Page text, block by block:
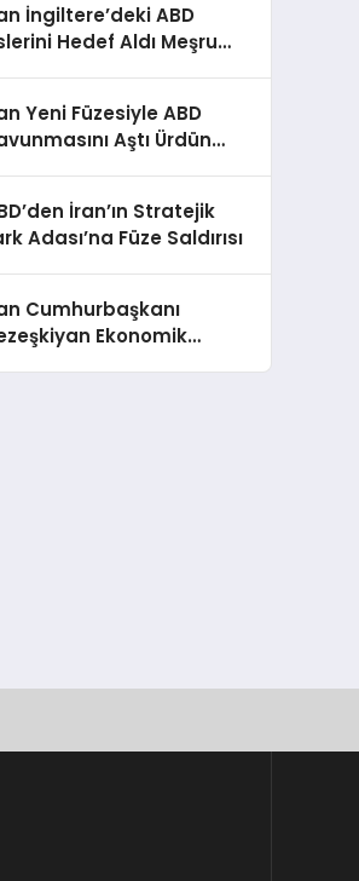
İngiltere’deki ABD
Hedef Aldı Meşru
Yeni Füzesiyle ABD
Aştı Ürdün
İran’ın Stratejik
Adası’na Füze Saldırısı
Cumhurbaşkanı
Ekonomik